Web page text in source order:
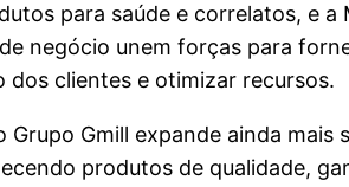
para saúde e correlatos, e
negócio unem forças para
dos clientes e otimizar recursos.
Grupo Gmill expande ainda
produtos de qualidade,